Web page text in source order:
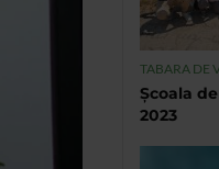
TABARA DE
Școala
2023